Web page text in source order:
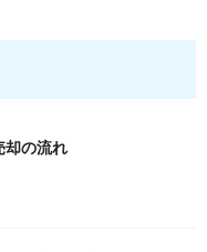
却の流れ